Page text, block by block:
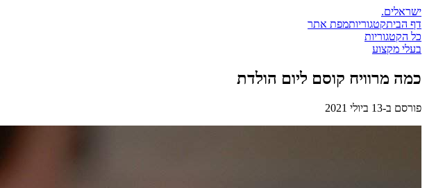
ישראלים.
דף הביתקטגוריותמפת אתר
כל הקטגוריות
בעלי מקצוע
כמה מרוויח קוסם ליום הולדת
פורסם ב-13 ביולי 2021